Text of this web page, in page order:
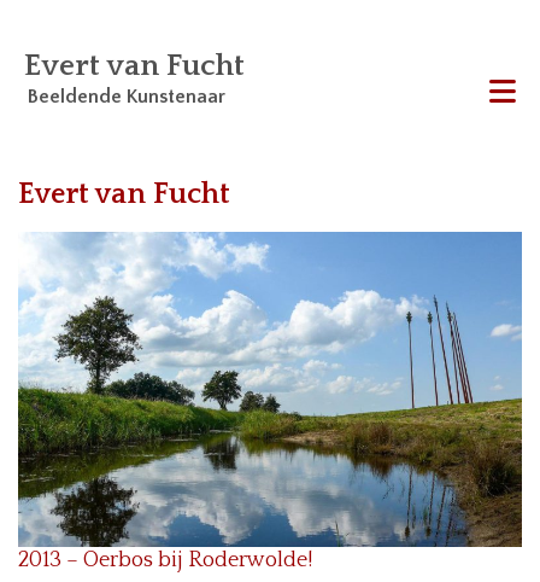
Evert van Fucht
Beeldende Kunstenaar
Evert van Fucht
2013 – Oerbos bij Roderwolde!